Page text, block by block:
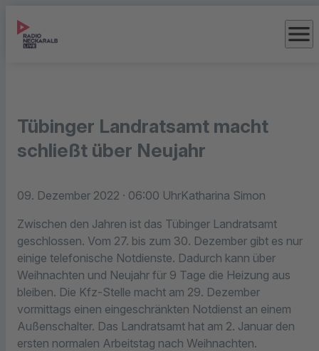
menu
Tübinger Landratsamt macht
schließt über Neujahr
09. Dezember 2022 · 06:00 UhrKatharina Simon
Zwischen den Jahren ist das Tübinger Landratsamt
geschlossen. Vom 27. bis zum 30. Dezember gibt es nur
einige telefonische Notdienste. Dadurch kann über
Weihnachten und Neujahr für 9 Tage die Heizung aus
bleiben. Die Kfz-Stelle macht am 29. Dezember
vormittags einen eingeschränkten Notdienst an einem
Außenschalter. Das Landratsamt hat am 2. Januar den
ersten normalen Arbeitstag nach Weihnachten.